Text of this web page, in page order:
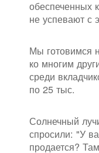
обеспеченных
не успевают с
Мы готовимся
ко многим
среди
по 25 тыс.
Солнечный
спросили: "У
продается?